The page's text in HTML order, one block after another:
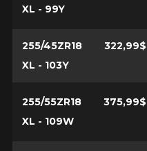
XL - 99Y
255/45ZR18
XL - 103Y
322,99$
255/55ZR18
XL - 109W
375,99$